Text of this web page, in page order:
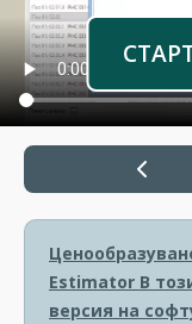
Estimator В
версия на